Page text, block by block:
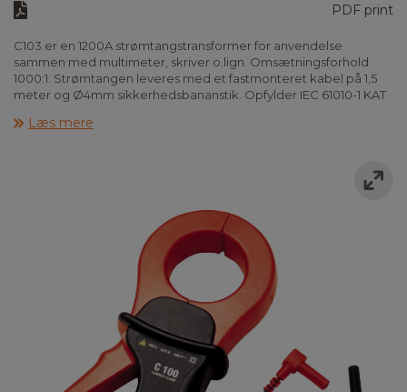
PDF print
C103 er en 1200A strømtangstransformer for anvendelse
sammen med multimeter, skriver o.lign. Omsætningsforhold
1000:1. Strømtangen leveres med et fastmonteret kabel på 1,5
meter og Ø4mm sikkerhedsbananstik. Opfylder IEC 61010-1 KAT
Læs mere